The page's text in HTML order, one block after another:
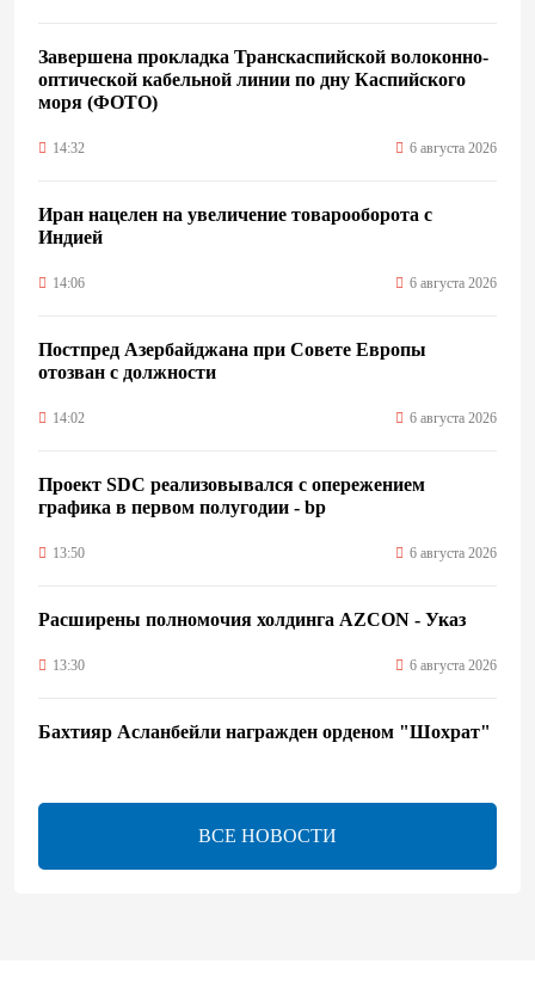
Завершена прокладка Транскаспийской волоконно-
оптической кабельной линии по дну Каспийского
моря (ФОТО)
14:32 6 августа 2026
Иран нацелен на увеличение товарооборота с
Индией
14:06 6 августа 2026
Постпред Азербайджана при Совете Европы
отозван с должности
14:02 6 августа 2026
Проект SDC реализовывался с опережением
графика в первом полугодии - bp
13:50 6 августа 2026
Расширены полномочия холдинга AZCON - Указ
13:30 6 августа 2026
Бахтияр Асланбейли награжден орденом "Шохрат"
13:26 6 августа 2026
bp о ходе строительства солнечной электростанции
ВСЕ НОВОСТИ